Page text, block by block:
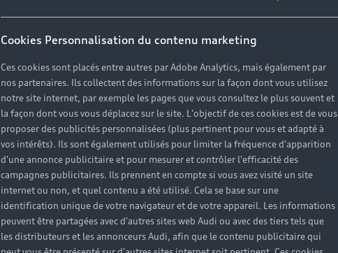
Cookies Personnalisation du contenu marketing
Ces cookies sont placés entre autres par Adobe Analytics, mais également par
nos partenaires. Ils collectent des informations sur la façon dont vous utilisez
notre site internet, par exemple les pages que vous consultez le plus souvent et
la façon dont vous vous déplacez sur le site. L'objectif de ces cookies est de vous
proposer des publicités personnalisées (plus pertinent pour vous et adapté à
vos intérêts). Ils sont également utilisés pour limiter la fréquence d'apparition
d'une annonce publicitaire et pour mesurer et contrôler l'efficacité des
campagnes publicitaires. Ils prennent en compte si vous avez visité un site
internet ou non, et quel contenu a été utilisé. Cela se base sur une
identification unique de votre navigateur et de votre appareil. Les informations
peuvent être partagées avec d'autres sites web Audi ou avec des tiers tels que
les distributeurs et les annonceurs Audi, afin que le contenu publicitaire qui